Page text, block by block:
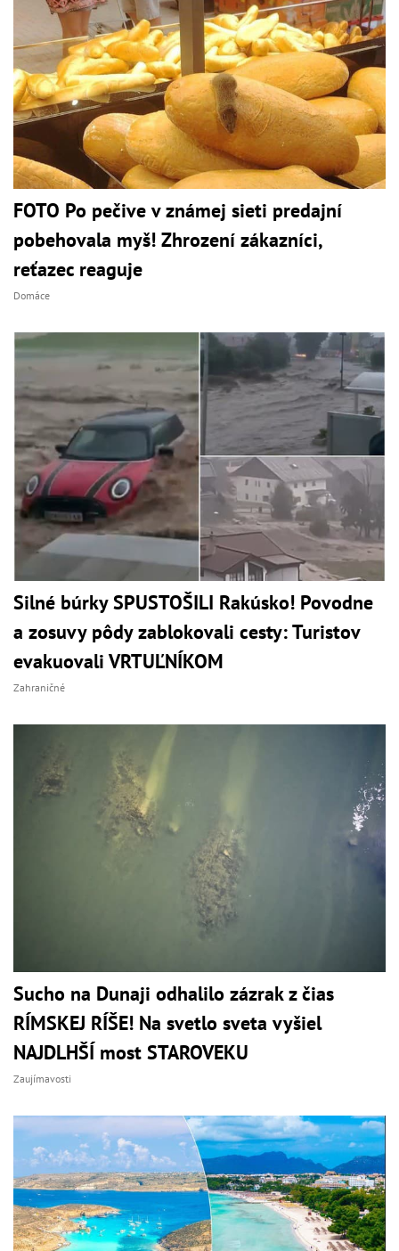
FOTO Po pečive v známej sieti predajní
pobehovala myš! Zhrození zákazníci,
reťazec reaguje
Domáce
Silné búrky SPUSTOŠILI Rakúsko! Povodne
a zosuvy pôdy zablokovali cesty: Turistov
evakuovali VRTUĽNÍKOM
Zahraničné
Sucho na Dunaji odhalilo zázrak z čias
RÍMSKEJ RÍŠE! Na svetlo sveta vyšiel
NAJDLHŠÍ most STAROVEKU
Zaujímavosti